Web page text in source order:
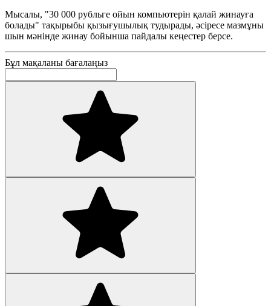
Мысалы, "30 000 рубльге ойын компьютерін қалай жинауға
болады" тақырыбы қызығушылық тудырады, әсіресе мазмұны
шын мәнінде жинау бойынша пайдалы кеңестер берсе.
Бұл мақаланы бағалаңыз